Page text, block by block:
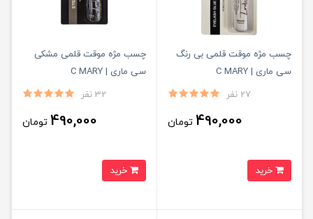
چسب مژه موقت قلمی بی رنگ
سی ماری | C MARY
27 نفر
490,000 تومان
چسب مژه موقت قلمی مشکی
سی ماری | C MARY
32 نفر
490,000 تومان